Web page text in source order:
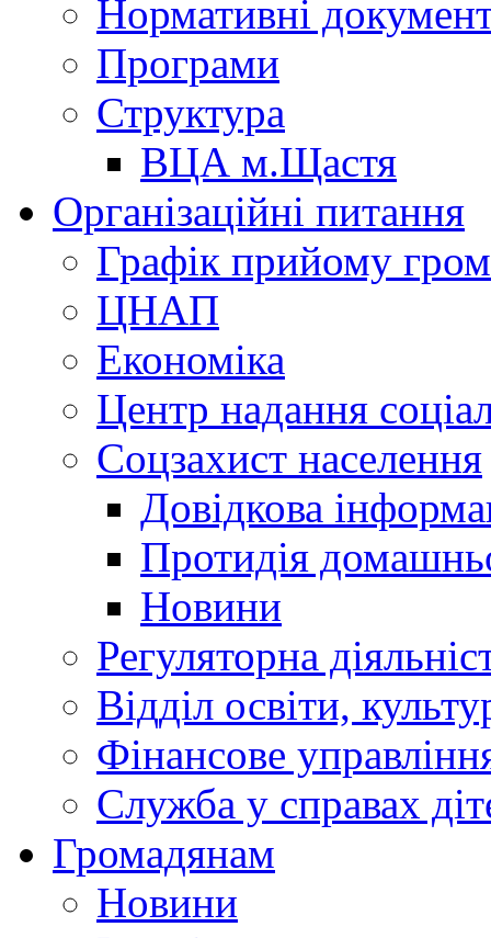
Нормативні
Програми
Структура
ВЦА м.Щастя
Організаційні питання
Графік прийому
ЦНАП
Економіка
Центр надання
Соцзахист населення
Довідкова
Протидія
Новини
Регуляторна
Відділ освіти,
Фінансове
Служба у справах
Громадянам
Новини